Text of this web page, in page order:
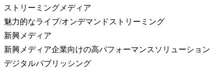
ストリーミングメディア
魅力的なライブ/オンデマンドストリーミング
新興メディア
新興メディア企業向けの高パフォーマンスソリューション
デジタルパブリッシング